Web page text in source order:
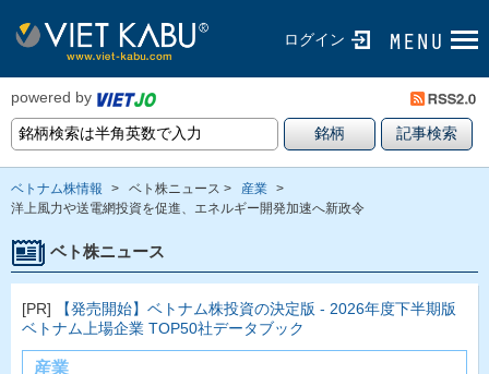
ログイン
powered by
ベトナム株情報 > ベト株ニュース > 産業 >
洋上風力や送電網投資を促進、エネルギー開発加速へ新政令
ベト株ニュース
[PR]
【発売開始】ベトナム株投資の決定版 - 2026年度下半期版
ベトナム上場企業 TOP50社データブック
産業